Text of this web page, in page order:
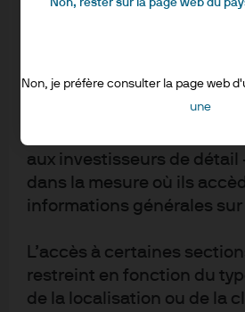
les réglementations
aux investisseurs de détail
dans la mesure où ils
informations générales
L’accès à certaines
restreint en fonction du
de la localisation ou de la
Intérêt des clients
investir en ETF
2-3 prochaines
pensez-vous que vos clients seront
au cours des 2-3 prochaines
indiqué correspond au
Non, rester sur la page web du
Non, je préfère consulter la page web
une